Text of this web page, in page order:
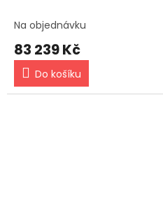
Na objednávku
83 239 Kč
Do košíku